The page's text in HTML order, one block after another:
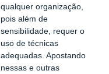
qualquer organização,
pois além de
sensibilidade, requer o
uso de técnicas
adequadas. Apostando
nessas e outras